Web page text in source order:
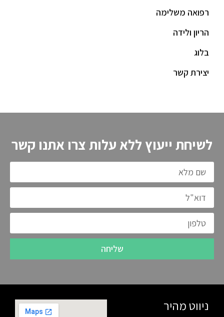
רפואה משלימה
הריון ולידה
בלוג
יצירת קשר
לשיחת ייעוץ ללא עלות צרו אתנו קשר
שליחה
ניווט מהיר